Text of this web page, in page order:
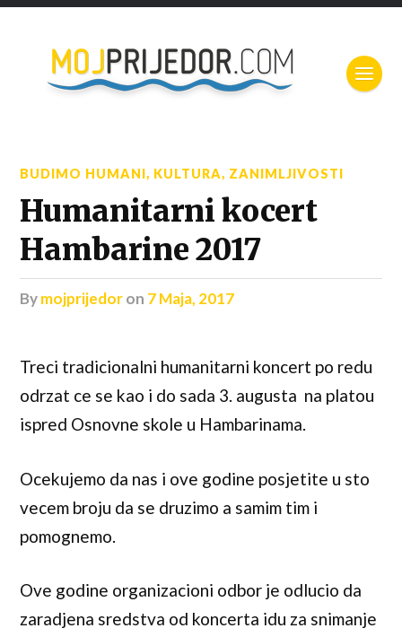
BUDIMO HUMANI, KULTURA, ZANIMLJIVOSTI
Humanitarni kocert
Hambarine 2017
bymojprijedoron 7 Maja, 2017
Treci tradicionalni humanitarni koncert po redu
odrzat ce se kao i do sada 3. augusta na platou
ispred Osnovne skole u Hambarinama.
Ocekujemo da nas i ove godine posjetite u sto
vecem broju da se druzimo a samim tim i
pomognemo.
Ove godine organizacioni odbor je odlucio da
zaradjena sredstva od koncerta idu za snimanje